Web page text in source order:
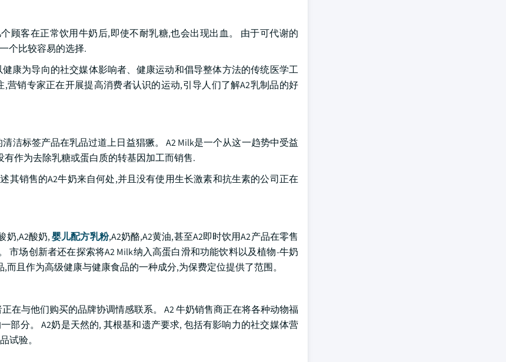
顾客在正常饮用牛奶后,即使不耐乳糖,也会出现出血。 由于可代谢的
个比较容易的选择.
康为导向的社交媒体影响者、健康运动和倡导整体方法的传统医学工
营销专家正在开展提高消费者认识的运动,引导人们了解A2乳制品的好
洁标签产品在乳品过道上日益猖獗。 A2 Milk是一个从这一趋势中受益
作为去除乳糖或蛋白质的转基因加工而销售.
其销售的A2牛奶来自何处,并且没有使用生长激素和抗生素的公司正在
奶,A2酸奶,婴儿配方乳粉,A2奶酪,A2黄油,甚至A2即时饮用A2产品在零售
市场创新者还在探索将A2 Milk纳入高蛋白滑和功能饮料以及植物-牛奶
且作为高级健康与健康食品的一种成分,为保费定位提供了范围。
在与他们购买的品牌协调情感联系。 A2 牛奶销售商正在将各种动物福
分。 A2奶是天然的, 其根基和遗产要求, 包括有影响力的社交媒体营
试验。